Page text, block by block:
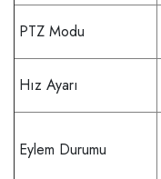
PTZ Modu
Hız Ayarı
Eylem Durumu